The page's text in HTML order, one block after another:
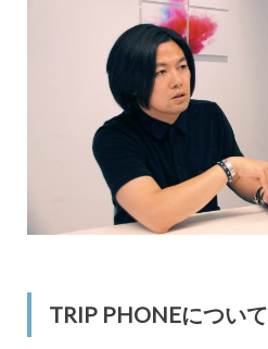
TRIP PHONEについて